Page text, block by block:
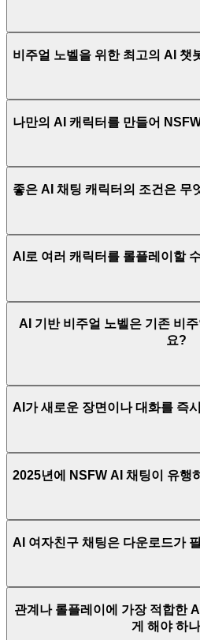
비주얼 노벨을 위한 최고의 AI 챗
나만의 AI 캐릭터를 만들어
좋은 AI 채팅 캐릭터의 조건은 무
AI로 여러 캐릭터를 롤플레이할
AI 기반 비주얼 노벨은 기존 비
요?
AI가 새로운 장면이나 대화를 즉
2025년에 NSFW AI 채팅이 유행
AI 여자친구 채팅은 다운로드가
관계나 롤플레이에 가장 적합한
게 해야 하